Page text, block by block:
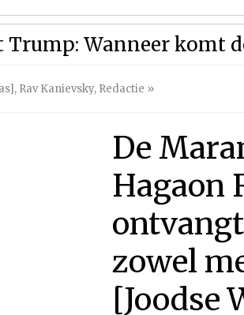
Trump: Wanneer komt
, Rav Kanievsky, Redactie »
De
Hagaon
zowel
[Joodse